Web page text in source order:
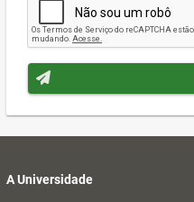
A Universidade